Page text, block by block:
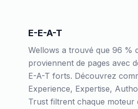
E-E-A-T
Wellows a trouvé que 96 %
proviennent de pages avec
E-A-T forts. Découvrez
Experience, Expertise,
Trust filtrent chaque moteur